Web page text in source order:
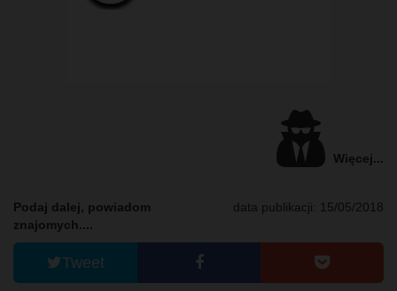
Więcej...
data publikacji: 15/05/2018
Podaj dalej, powiadom
znajomych....
Tweet